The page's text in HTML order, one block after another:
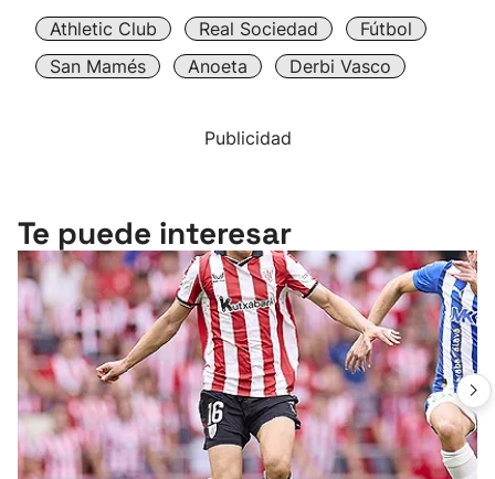
Athletic Club Real Sociedad
Fútbol
San Mamés
Anoeta Derbi Vasco
Publicidad
Te puede interesar